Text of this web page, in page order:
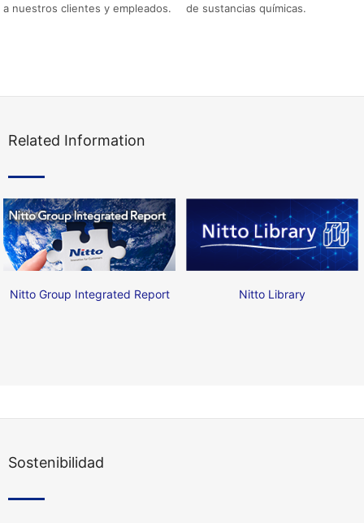
a nuestros clientes y empleados.
de sustancias químicas.
Related Information
Nitto Group Integrated Report Nitto Library
Sostenibilidad